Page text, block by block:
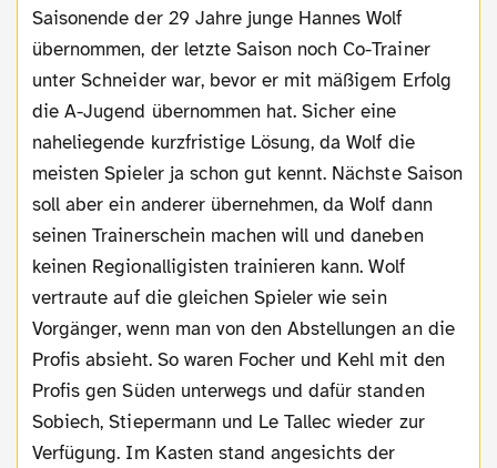
Saisonende der 29 Jahre junge Hannes Wolf
übernommen, der letzte Saison noch Co-Trainer
unter Schneider war, bevor er mit mäßigem Erfolg
die A-Jugend übernommen hat. Sicher eine
naheliegende kurzfristige Lösung, da Wolf die
meisten Spieler ja schon gut kennt. Nächste Saison
soll aber ein anderer übernehmen, da Wolf dann
seinen Trainerschein machen will und daneben
keinen Regionalligisten trainieren kann. Wolf
vertraute auf die gleichen Spieler wie sein
Vorgänger, wenn man von den Abstellungen an die
Profis absieht. So waren Focher und Kehl mit den
Profis gen Süden unterwegs und dafür standen
Sobiech, Stiepermann und Le Tallec wieder zur
Verfügung. Im Kasten stand angesichts der